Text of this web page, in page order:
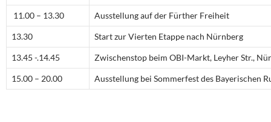
11.00 – 13.30 Ausstellung auf der Fürther Freiheit
13.30 Start zur Vierten Etappe nach Nürnberg
13.45 -.14.45 Zwischenstop beim OBI-Markt, Leyher Str.,
15.00 – 20.00 Ausstellung bei Sommerfest des Bayerischen